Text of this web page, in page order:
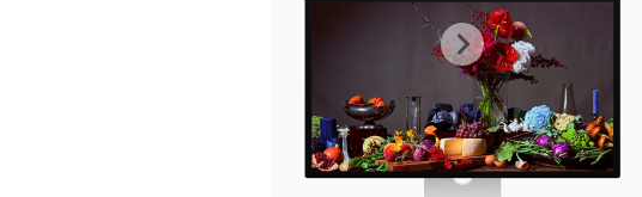
上
一
张
图
下
一
张
图